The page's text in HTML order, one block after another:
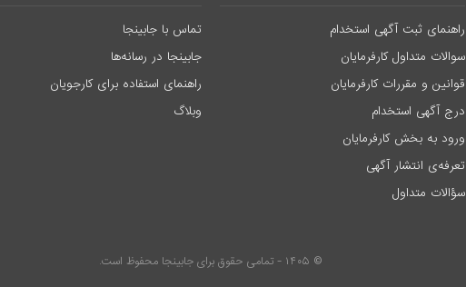
راهنمای ثبت آگهی استخدام
سوالات متداول کارفرمایان
قوانین و مقررات کارفرمایان
درج آگهی استخدام
ورود به بخش کارفرمایان
تعرفه‌ی انتشار آگهی
سؤالات متداول
تماس با جابینجا
جابینجا در رسانه‌ها
راهنمای استفاده برای کارجویان
وبلاگ
© ۱۴۰۵ - تمامی حقوق برای جابینجا محفوظ است.